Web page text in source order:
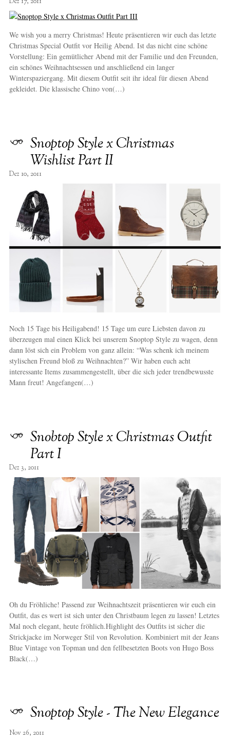
We wish you a merry Christmas! Heute präsentieren wir euch das letzte
Christmas Special Outfit vor Heilig Abend. Ist das nicht eine schöne
Vorstellung: Ein gemütlicher Abend mit der Familie und den Freunden,
ein schönes Weihnachtsessen und anschließend ein langer
Winterspaziergang. Mit diesem Outfit seit ihr ideal für diesen Abend
gekleidet. Die klassische Chino von(…)
Snoptop Style x Christmas
Wishlist Part II
Dez 10, 2011
Noch 15 Tage bis Heiligabend! 15 Tage um eure Liebsten davon zu
überzeugen mal einen Klick bei unserem Snoptop Style zu wagen, denn
dann löst sich ein Problem von ganz allein: “Was schenk ich meinem
stylischen Freund bloß zu Weihnachten?” Wir haben euch acht
interessante Items zusammengestellt, über die sich jeder trendbewusste
Mann freut! Angefangen(…)
Snobtop Style x Christmas Outfit
Part I
Dez 3, 2011
Oh du Fröhliche! Passend zur Weihnachtszeit präsentieren wir euch ein
Outfit, das es wert ist sich unter den Christbaum legen zu lassen! Letztes
Mal noch elegant, heute fröhlich.Highlight des Outfits ist sicher die
Strickjacke im Norweger Stil von Revolution. Kombiniert mit der Jeans
Blue Vintage von Topman und den fellbesetzten Boots von Hugo Boss
Black(…)
Snoptop Style - The New Elegance
Nov 26, 2011